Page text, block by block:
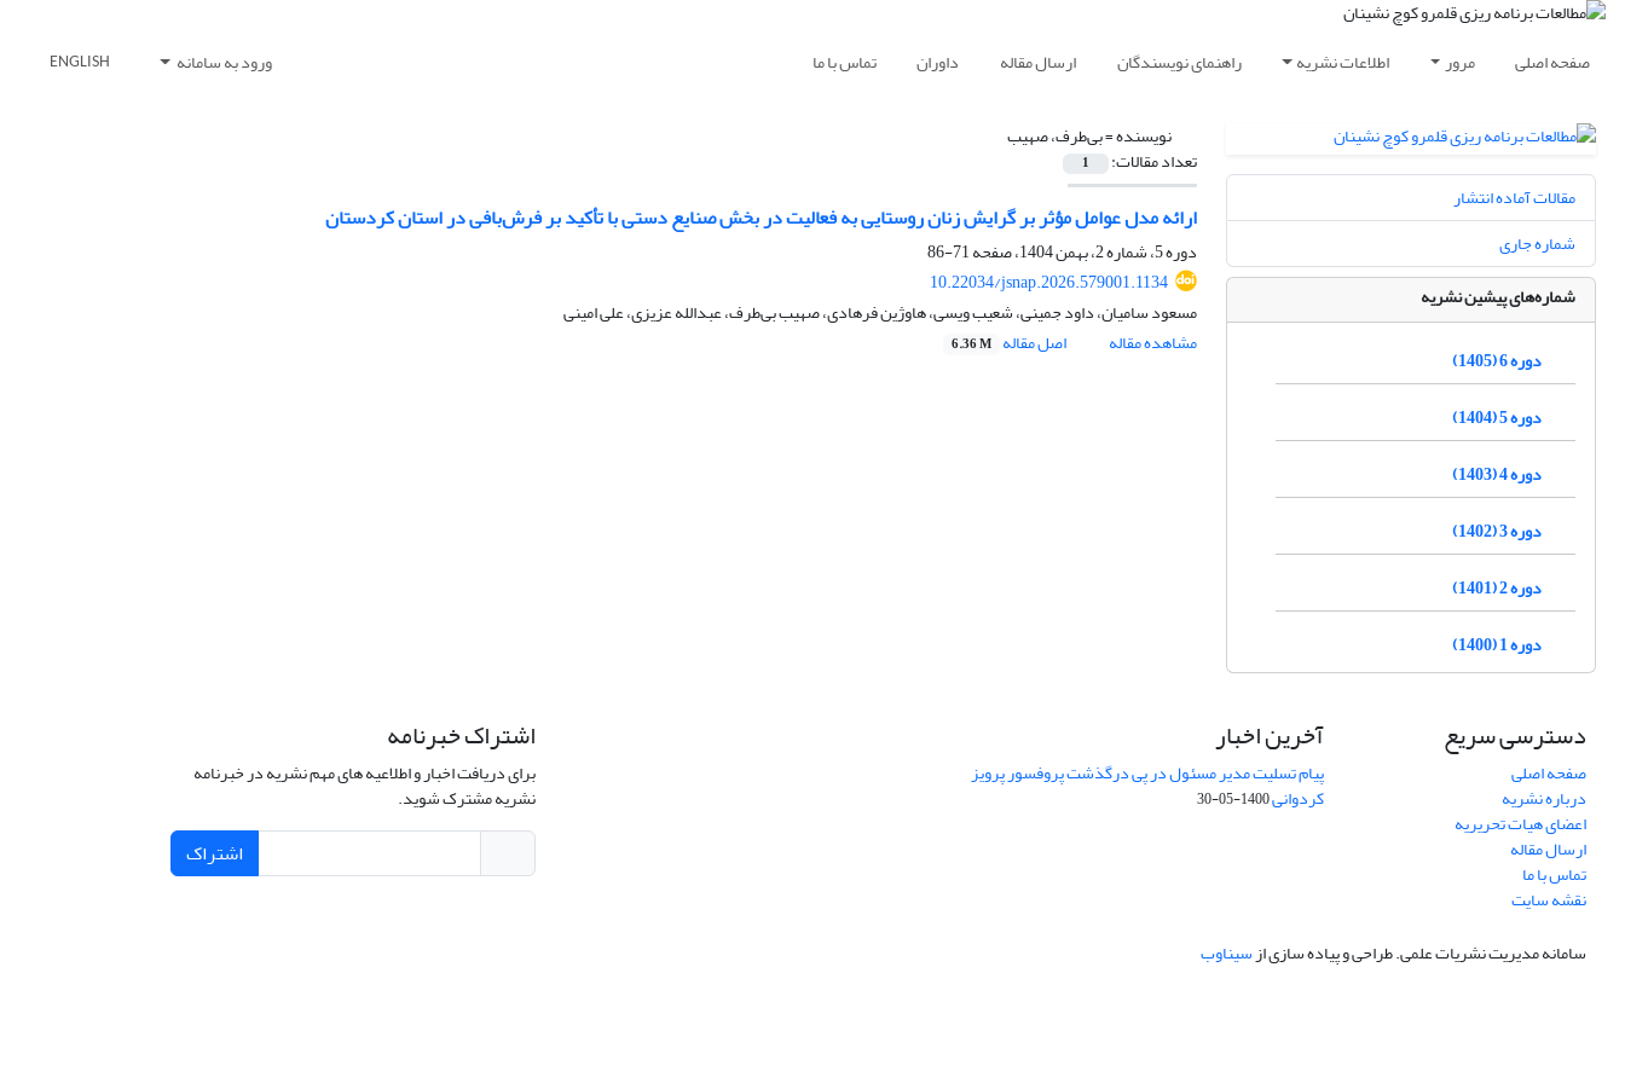
صفحه اصلی مرور اطلاعات نشریه راهنمای نویسندگان ارسال مقاله داوران تماس با ما ورود به سامانه ENGLISH
نویسنده =بی‌طرف، صهیب
تعداد مقالات: 1
ارائه مدل عوامل مؤثر بر گرایش زنان روستایی به فعالیت در بخش صنایع دستی با تأکید بر فرش‌بافی در استان کردستان
دوره 5، شماره 2، بهمن 1404، صفحه
71-86
10.22034/jsnap.2026.579001.1134
مسعود سامیان، داود جمینی، شعیب ویسی، هاوژین فرهادی، صهیب بی‌طرف، عبدالله عزیزی، علی امینی
مشاهده مقاله
اصل مقاله 6.36 M
مقالات آماده انتشار
شماره جاری
شماره‌های پیشین نشریه
دوره 6 (1405)
دوره 5 (1404)
دوره 4 (1403)
دوره 3 (1402)
دوره 2 (1401)
دوره 1 (1400)
دسترسی سریع
صفحه اصلی
درباره نشریه
اعضای هیات تحریریه
ارسال مقاله
تماس با ما
نقشه سایت
آخرین اخبار
پیام تسلیت مدیر مسئول در پی درگذشت پروفسور پرویز
کردوانی1400-05-30
اشتراک خبرنامه
برای دریافت اخبار و اطلاعیه های مهم نشریه در خبرنامه
نشریه مشترک شوید.
اشتراک
سامانه مدیریت نشریات علمی.طراحی و پیاده سازی ازسیناوب